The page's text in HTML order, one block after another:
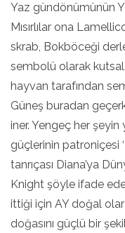
Yaz gündönümünün
Mısırlılar ona
skrab, Bokböceği
sembolü olarak
hayvan tarafından
Güneş buradan
iner. Yengeç her şeyin
güçlerinin patroniçesi
tanrıçası Diana’ya
Knight şöyle ifade
ittiği için AY doğal
doğasını güçlü bir